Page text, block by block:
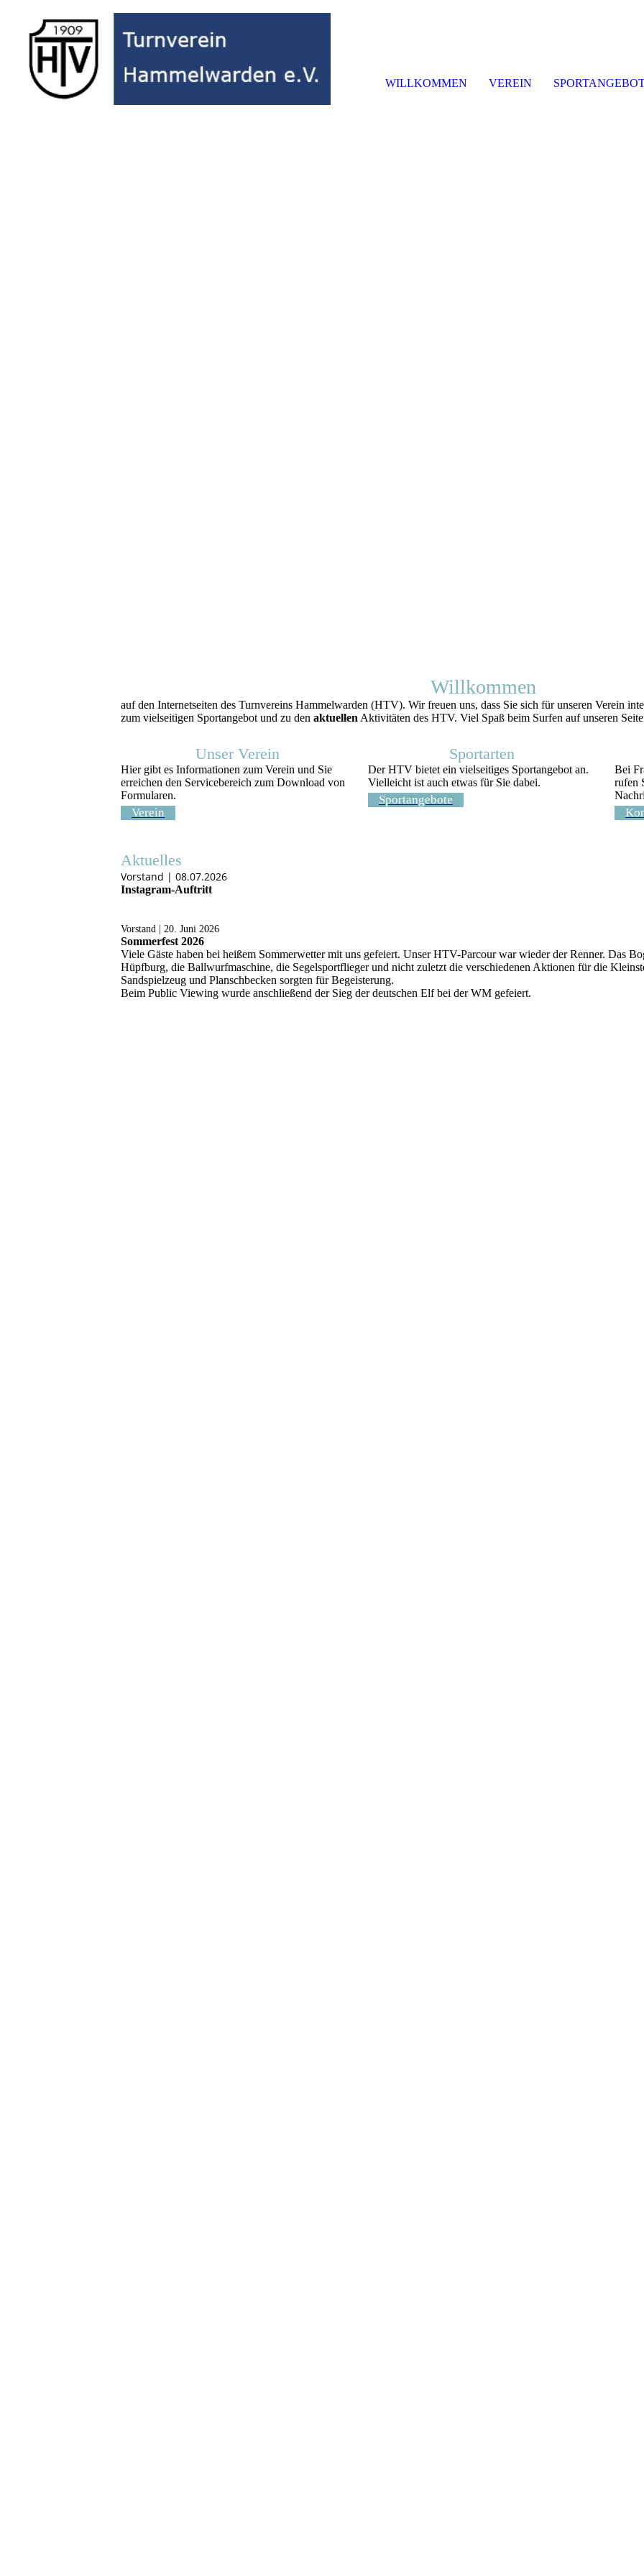
WILLKOMMEN VEREIN
Willkommen
auf den Internetseiten des Turnvereins Hammelwarden (HTV). Wir freuen uns, dass Sie sich für unseren Verein
zum vielseitigen Sportangebot und zu den aktuellen Aktivitäten des HTV. Viel Spaß beim Surfen auf unseren
Unser Verein
Hier gibt es Informationen zum Verein und Sie
erreichen den Servicebereich zum Download von
Formularen.
Verein
Sportarten
Der HTV bietet ein vielseitiges Sportangebot an.
Vielleicht ist auch etwas für Sie dabei.
Sportangebote
Bei
rufen
Aktuelles
Vorstand | 08.07.2026
Instagram-Auftritt
Vorstand | 20. Juni 2026
Sommerfest 2026
Viele Gäste haben bei heißem Sommerwetter mit uns gefeiert. Unser HTV-Parcour war wieder der Renner. Das
Hüpfburg, die Ballwurfmaschine, die Segelsportflieger und nicht zuletzt die verschiedenen Aktionen für die
Sandspielzeug und Planschbecken sorgten für Begeisterung.
Beim Public Viewing wurde anschließend der Sieg der deutschen Elf bei der WM gefeiert.